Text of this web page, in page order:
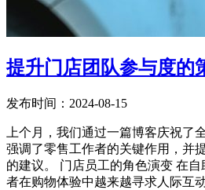
提升门店团队参与度的
发布时间：2024-08-15
上个月，我们通过一篇博客庆祝了
强调了零售工作者的关键作用，并
的建议。 门店员工的角色演变 在
者在购物体验中越来越寻求人际